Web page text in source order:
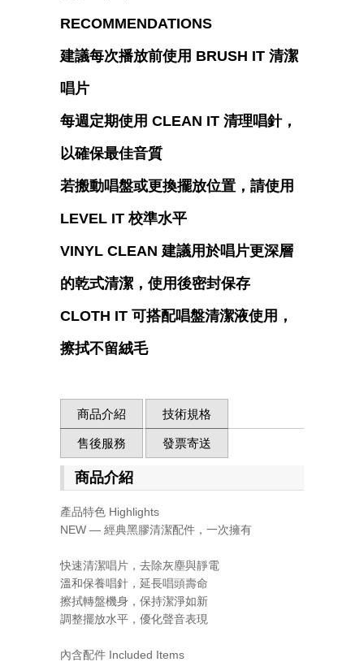
RECOMMENDATIONS
建議每次播放前使用 BRUSH IT 清潔
唱片
每週定期使用 CLEAN IT 清理唱針，
以確保最佳音質
若搬動唱盤或更換擺放位置，請使用
LEVEL IT 校準水平
VINYL CLEAN 建議用於唱片更深層
的乾式清潔，使用後密封保存
CLOTH IT 可搭配唱盤清潔液使用，
擦拭不留絨毛
商品介紹 技術規格
售後服務 發票寄送
商品介紹
產品特色 Highlights
NEW — 經典黑膠清潔配件，一次擁有
快速清潔唱片，去除灰塵與靜電
溫和保養唱針，延長唱頭壽命
擦拭轉盤機身，保持潔淨如新
調整擺放水平，優化聲音表現
內含配件 Included Items